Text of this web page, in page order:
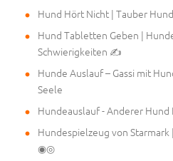
Hund Hört Nicht | Tauber Hund
Hund Tabletten Geben |
Schwierigkeiten ✍
Hunde Auslauf – Gassi mit
Seele
Hundeauslauf - Anderer
Hundespielzeug von
◉◎